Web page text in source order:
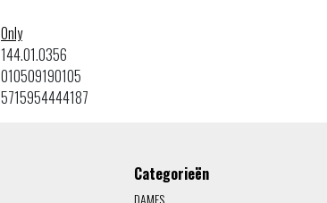
Only
144.01.0356
010509190105
5715954444187
Categorieën
DAMES